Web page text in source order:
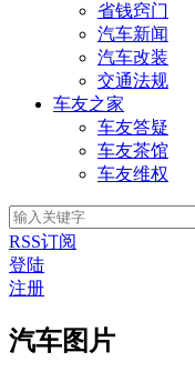
省钱窍门
汽车新闻
汽车改装
交通法规
车友之家
车友答疑
车友茶馆
车友维权
RSS订阅
登陆
注册
汽车图片